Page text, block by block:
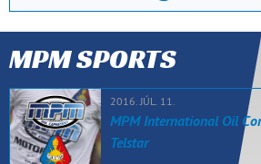
MPM SPORTS
2016. JÚL. 11.
MPM International Oil
Telstar